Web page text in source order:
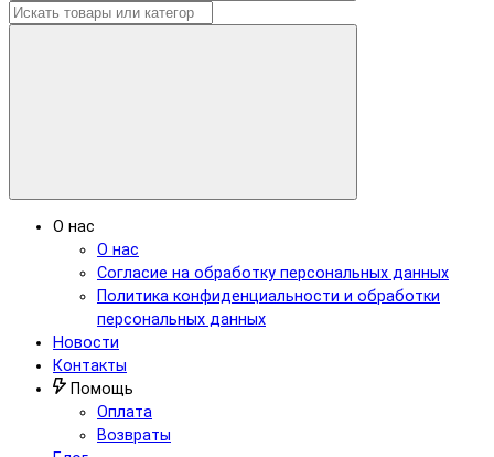
О нас
О нас
Согласие на обработку персональных данных
Политика конфиденциальности и обработки
персональных данных
Новости
Контакты
Помощь
Оплата
Возвраты